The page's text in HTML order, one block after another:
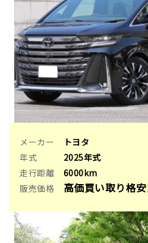
メーカー
トヨタ
年式
2025年式
走行距離
6000km
販売価格
高価買い取り格